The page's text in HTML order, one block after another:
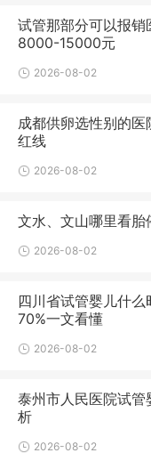
试管那部分可以报销
8000-15000元
2026-08-02
成都供卵选性别的
红线
2026-08-02
文水、文山哪里看
2026-08-02
四川省试管婴儿什
70%一文看懂
2026-08-02
泰州市人民医院试
析
2026-08-02